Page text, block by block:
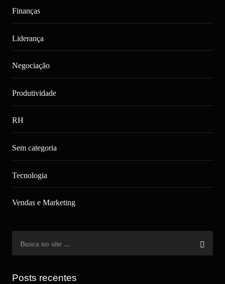
Finanças
Liderança
Negociação
Produtividade
RH
Sem categoria
Tecnologia
Vendas e Marketing
Posts recentes